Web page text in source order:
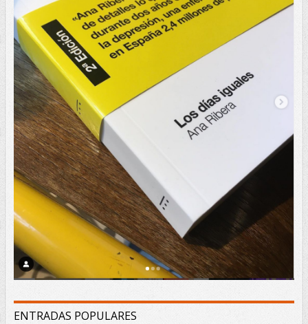
ENTRADAS POPULARES